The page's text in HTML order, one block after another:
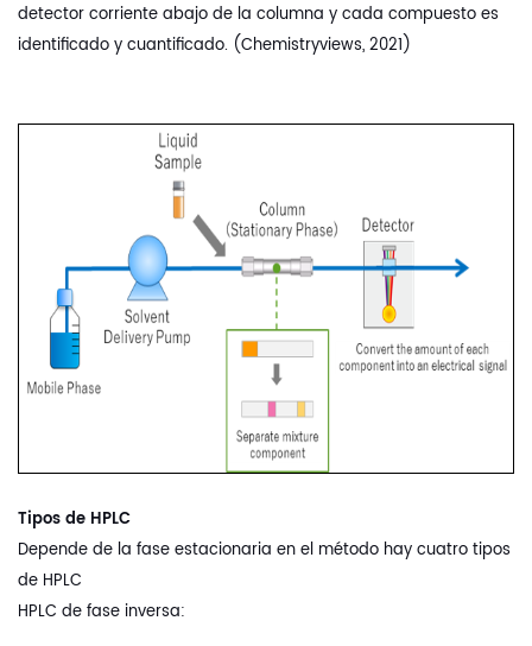
detector corriente abajo de la columna y cada compuesto es
identificado y cuantificado. (Chemistryviews, 2021)
Tipos de HPLC
Depende de la fase estacionaria en el método hay cuatro tipos
de HPLC
HPLC de fase inversa: